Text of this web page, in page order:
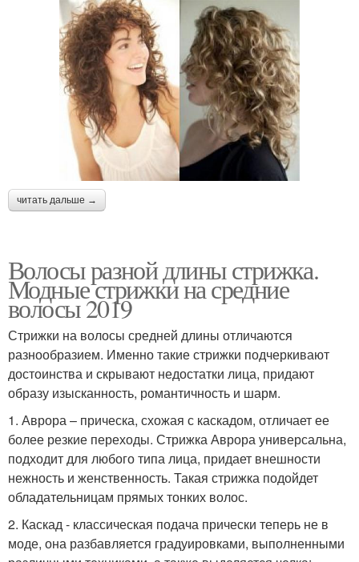
читать дальше →
Волосы разной длины стрижка.
Модные стрижки на средние
волосы 2019
Стрижки на волосы средней длины отличаются
разнообразием. Именно такие стрижки подчеркивают
достоинства и скрывают недостатки лица, придают
образу изысканность, романтичность и шарм.
1. Аврора – прическа, схожая с каскадом, отличает ее
более резкие переходы. Стрижка Аврора универсальна,
подходит для любого типа лица, придает внешности
нежность и женственность. Такая стрижка подойдет
обладательницам прямых тонких волос.
2. Каскад - классическая подача прически теперь не в
моде, она разбавляется градуировками, выполненными